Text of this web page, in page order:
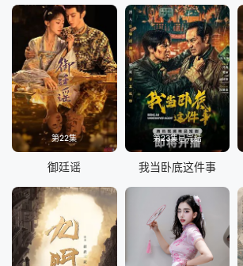
第22集
御廷谣
第23集已完结
我当卧底这件事